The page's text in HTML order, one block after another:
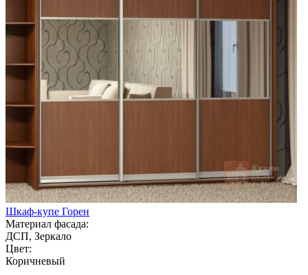
Шкаф-купе Горен
Материал фасада:
ДСП, Зеркало
Цвет:
Коричневый